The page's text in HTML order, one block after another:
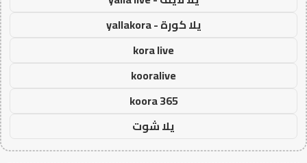
يلا كورة - yallakora
kora live
kooralive
koora 365
يلا شوت